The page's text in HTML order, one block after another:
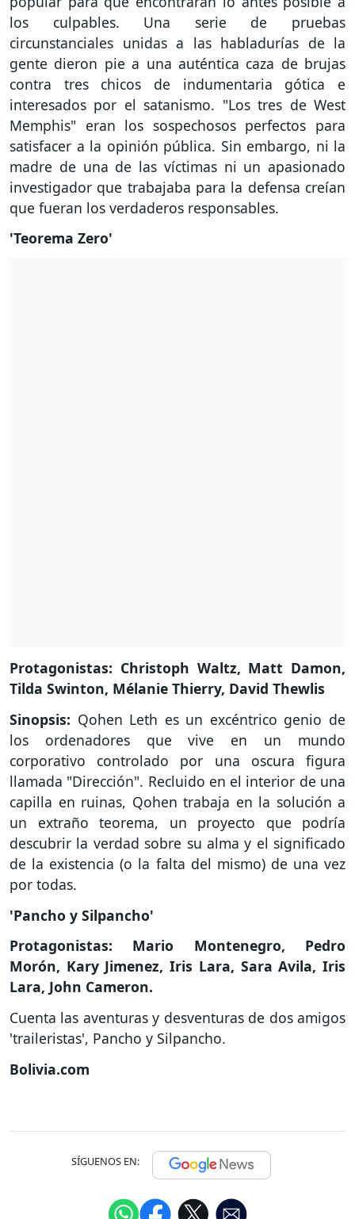
los culpables. Una serie de pruebas
circunstanciales unidas a las habladurías de la
gente dieron pie a una auténtica caza de brujas
contra tres chicos de indumentaria gótica e
interesados por el satanismo. "Los tres de West
Memphis" eran los sospechosos perfectos para
satisfacer a la opinión pública. Sin embargo, ni la
madre de una de las víctimas ni un apasionado
investigador que trabajaba para la defensa creían
que fueran los verdaderos responsables.
'Teorema Zero'
Protagonistas: Christoph Waltz, Matt Damon,
Tilda Swinton, Mélanie Thierry, David Thewlis
Sinopsis: Qohen Leth es un excéntrico genio de
los ordenadores que vive en un mundo
corporativo controlado por una oscura figura
llamada "Dirección". Recluido en el interior de una
capilla en ruinas, Qohen trabaja en la solución a
un extraño teorema, un proyecto que podría
descubrir la verdad sobre su alma y el significado
de la existencia (o la falta del mismo) de una vez
por todas.
'Pancho y Silpancho'
Protagonistas: Mario Montenegro, Pedro
Morón, Kary Jimenez, Iris Lara, Sara Avila, Iris
Lara, John Cameron.
Cuenta las aventuras y desventuras de dos amigos
'traileristas', Pancho y Silpancho.
Bolivia.com
SÍGUENOS EN: